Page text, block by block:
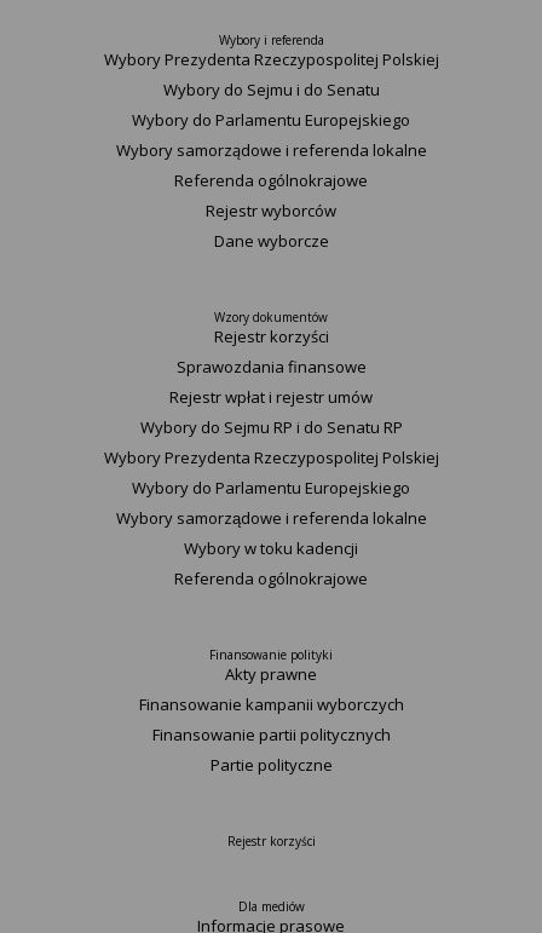
Wybory i referenda
Wybory Prezydenta Rzeczypospolitej Polskiej
Wybory do Sejmu i do Senatu
Wybory do Parlamentu Europejskiego
Wybory samorządowe i referenda lokalne
Referenda ogólnokrajowe
Rejestr wyborców
Dane wyborcze
Wzory dokumentów
Rejestr korzyści
Sprawozdania finansowe
Rejestr wpłat i rejestr umów
Wybory do Sejmu RP i do Senatu RP
Wybory Prezydenta Rzeczypospolitej Polskiej
Wybory do Parlamentu Europejskiego
Wybory samorządowe i referenda lokalne
Wybory w toku kadencji
Referenda ogólnokrajowe
Finansowanie polityki
Akty prawne
Finansowanie kampanii wyborczych
Finansowanie partii politycznych
Partie polityczne
Rejestr korzyści
Dla mediów
Informacje prasowe